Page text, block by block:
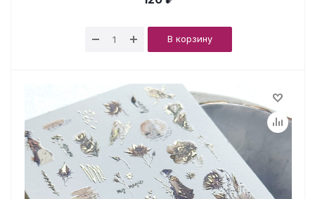
В корзину